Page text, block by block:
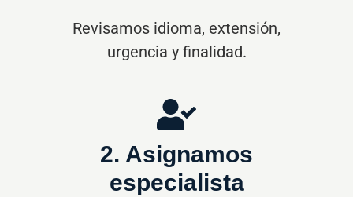
Seleccionamos el perfil adecuado
por sector e idioma.
3. Entrega revisada
Recibes el trabajo terminado con el